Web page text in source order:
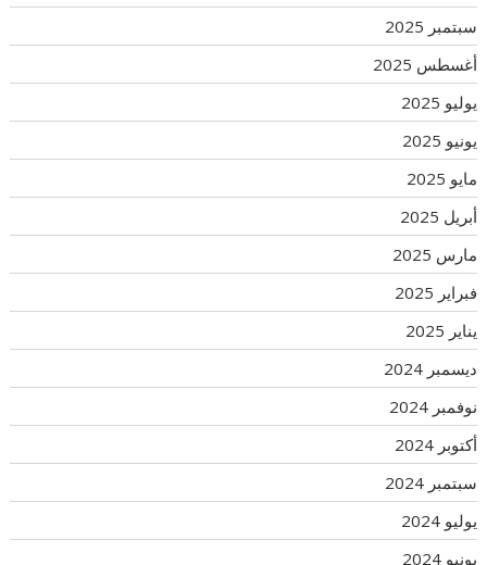
سبتمبر 2025
أغسطس 2025
يوليو 2025
يونيو 2025
مايو 2025
أبريل 2025
مارس 2025
فبراير 2025
يناير 2025
ديسمبر 2024
نوفمبر 2024
أكتوبر 2024
سبتمبر 2024
يوليو 2024
يونيو 2024